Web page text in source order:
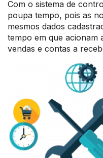
Com o sistema de
poupa tempo, pois as
mesmos dados
tempo em que acionam
vendas e contas a